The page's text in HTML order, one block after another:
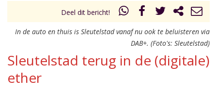
Deel dit bericht!
In de auto en thuis is Sleutelstad vanaf nu ook te beluisteren via
DAB+. (Foto's: Sleutelstad)
Sleutelstad terug in de (digitale)
ether